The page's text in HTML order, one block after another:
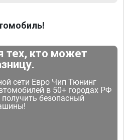
тех, кто может
сети Евро Чип Тюнинг
в 50+ городах РФ
безопасный